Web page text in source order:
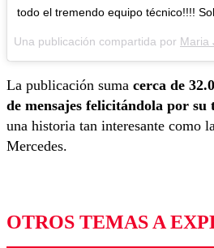
todo el tremendo equipo técnico!!!!
Una publicación compartida por Maria
La publicación suma cerca de
de mensajes felicitándola por su
una historia tan interesante como
Mercedes.
OTROS TEMAS A